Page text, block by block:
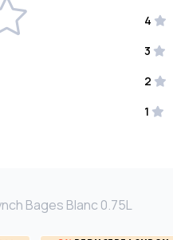
4
3
2
1
Bages Blanc 0.75L